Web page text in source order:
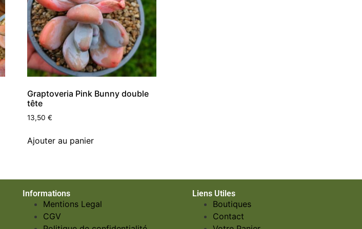
Graptoveria Pink Bunny double
tête
13,50€
Ajouter au panier
Informations
Mentions Legal
CGV
Liens Utiles
Boutiques
Contact